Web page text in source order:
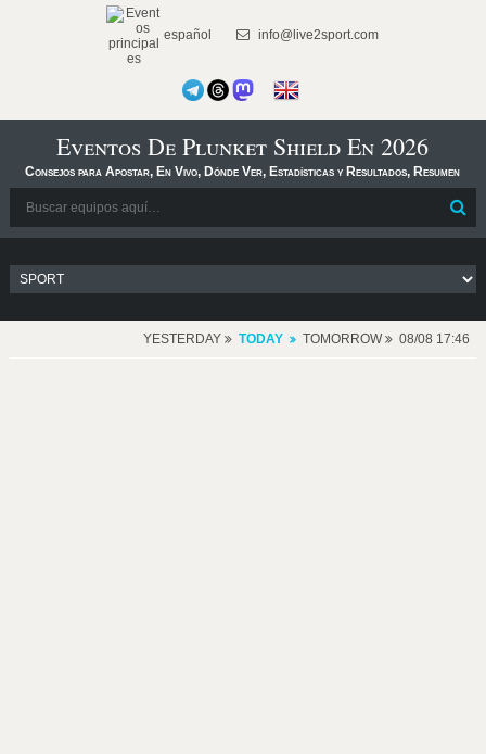
español info@live2sport.com
Eventos De Plunket Shield En 2026
Consejos para Apostar, En Vivo, Dónde Ver, Estadísticas y Resultados, Resumen
YESTERDAY TODAY TOMORROW 08/08 17:46